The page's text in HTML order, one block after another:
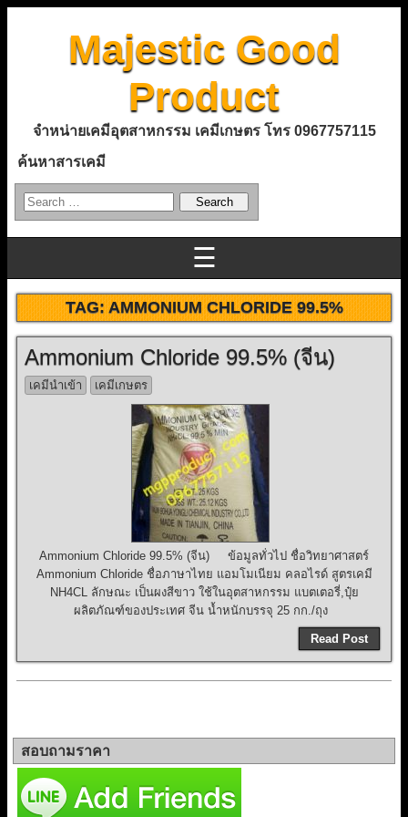
Majestic Good
Product
จำหน่ายเคมีอุตสาหกรรม เคมีเกษตร โทร 0967757115
ค้นหาสารเคมี
☰
TAG:AMMONIUM CHLORIDE 99.5%
Ammonium Chloride 99.5% (จีน)
เคมีนำเข้า เคมีเกษตร
Ammonium Chloride 99.5% (จีน) ข้อมูลทั่วไป ชื่อวิทยาศาสตร์
Ammonium Chloride ชื่อภาษาไทย แอมโมเนียม คลอไรด์ สูตรเคมี
NH4CL ลักษณะ เป็นผงสีขาว ใช้ในอุตสาหกรรม แบตเตอรี่,ปุ๋ย
ผลิตภัณฑ์ของประเทศ จีน น้ำหนักบรรจุ 25 กก./ถุง
Read Post
สอบถามราคา